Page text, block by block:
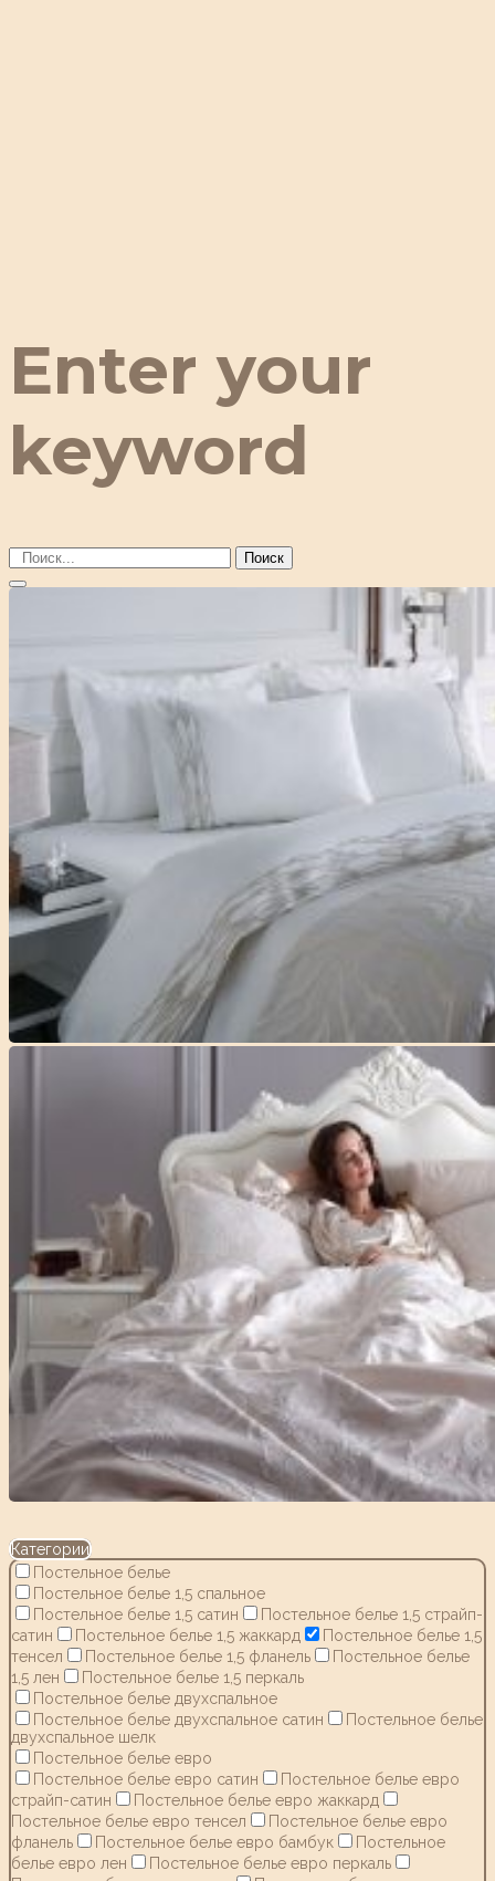
Enter your
keyword
Поиск
Категории
Постельное белье
Постельное белье 1,5 спальное
Постельное белье 1,5 сатин
Постельное белье 1,5 страйп-
сатин
Постельное белье 1,5 жаккард
Постельное белье 1,5
тенсел
Постельное белье 1,5 фланель
Постельное белье
1,5 лен
Постельное белье 1,5 перкаль
Постельное белье двухспальное
Постельное белье двухспальное сатин
Постельное белье
двухспальное шелк
Постельное белье евро
Постельное белье евро сатин
Постельное белье евро
страйп-сатин
Постельное белье евро жаккард
Постельное белье евро тенсел
Постельное белье евро
фланель
Постельное белье евро бамбук
Постельное
белье евро лен
Постельное белье евро перкаль